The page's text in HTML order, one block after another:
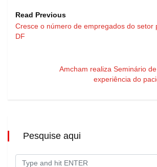
Read Previous
Cresce o número de empregados do setor
DF
Amcham realiza Seminário
experiência do
Pesquise aqui